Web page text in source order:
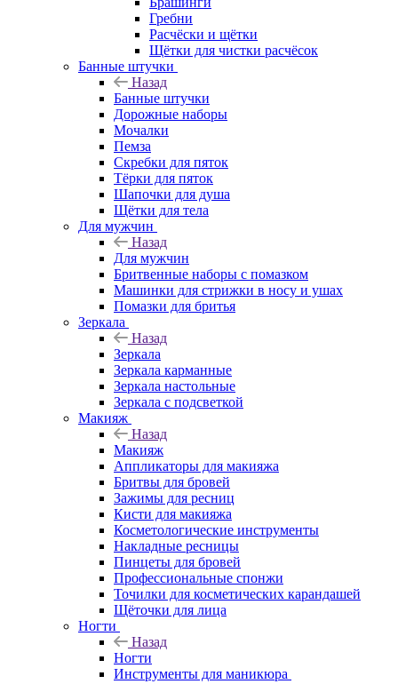
Гребни
Расчёски и щётки
Щётки для чистки расчёсок
Банные штучки
Назад
Банные штучки
Дорожные наборы
Мочалки
Пемза
Скребки для пяток
Тёрки для пяток
Шапочки для душа
Щётки для тела
Для мужчин
Назад
Для мужчин
Бритвенные наборы с помазком
Машинки для стрижки в носу и ушах
Помазки для бритья
Зеркала
Назад
Зеркала
Зеркала карманные
Зеркала настольные
Зеркала с подсветкой
Макияж
Назад
Макияж
Аппликаторы для макияжа
Бритвы для бровей
Зажимы для ресниц
Кисти для макияжа
Косметологические инструменты
Накладные ресницы
Пинцеты для бровей
Профессиональные спонжи
Точилки для косметических карандашей
Щёточки для лица
Ногти
Назад
Ногти
Инструменты для маникюра